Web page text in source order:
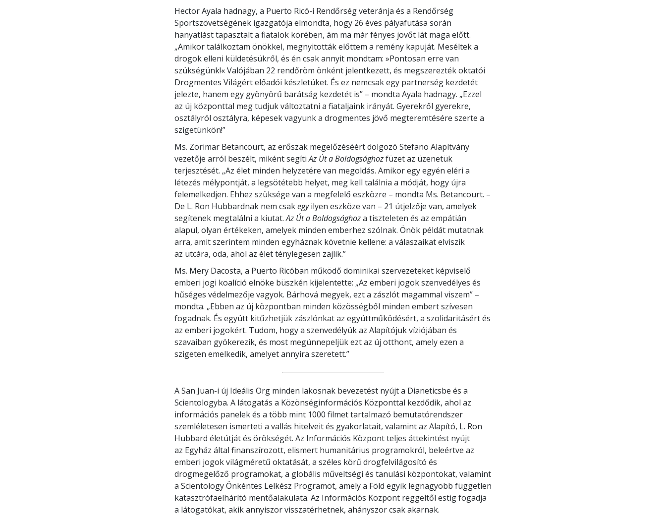
Hector Ayala hadnagy, a Puerto Ricó-i Rendőrség veteránja és a Rendőrség
Sportszövetségének igazgatója elmondta, hogy 26 éves pályafutása során
hanyatlást tapasztalt a fiatalok körében, ám ma már fényes jövőt lát maga előtt.
„Amikor találkoztam önökkel, megnyitották előttem a remény kapuját. Meséltek a
drogok elleni küldetésükről, és én csak annyit mondtam: »Pontosan erre van
szükségünk!« Valójában 22 rendőröm önként jelentkezett, és megszerezték oktatói
Drogmentes Világért előadói készletüket. És ez nemcsak egy partnerség kezdetét
jelezte, hanem egy gyönyörű barátság kezdetét is” – mondta Ayala hadnagy. „Ezzel
az új központtal meg tudjuk változtatni a fiataljaink irányát. Gyerekről gyerekre,
osztályról osztályra, képesek vagyunk a drogmentes jövő megteremtésére szerte a
szigetünkön!”
Ms. Zorimar Betancourt, az erőszak megelőzéséért dolgozó Stefano Alapítvány
vezetője arról beszélt, miként segítiAz Út a Boldogsághozfüzet az üzenetük
terjesztését. „Az élet minden helyzetére van megoldás. Amikor egy egyén eléri a
létezés mélypontját, a legsötétebb helyet, meg kell találnia a módját, hogy újra
felemelkedjen. Ehhez szüksége van a megfelelő eszközre – mondta Ms. Betancourt. –
De L. Ron Hubbardnak nem csakegyilyen eszköze van – 21 útjelzője van, amelyek
segítenek megtalálni a kiutat.Az Út a Boldogsághoza tiszteleten és az empátián
alapul, olyan értékeken, amelyek minden emberhez szólnak. Önök példát mutatnak
arra, amit szerintem minden egyháznak követnie kellene: a válaszaikat elviszik
az utcára, oda, ahol az élet ténylegesen zajlik.”
Ms. Mery Dacosta, a Puerto Ricóban működő dominikai szervezeteket képviselő
emberi jogi koalíció elnöke büszkén kijelentette: „Az emberi jogok szenvedélyes és
hűséges védelmezője vagyok. Bárhová megyek, ezt a zászlót magammal viszem” –
mondta. „Ebben az új központban minden közösségből minden embert szívesen
fogadnak. És együtt kitűzhetjük zászlónkat az együttműködésért, a szolidaritásért és
az emberi jogokért. Tudom, hogy a szenvedélyük az Alapítójuk víziójában és
szavaiban gyökerezik, és most megünnepeljük ezt az új otthont, amely ezen a
szigeten emelkedik, amelyet annyira szeretett.”
A San Juan-i új Ideális Org minden lakosnak bevezetést nyújt a Dianeticsbe és a
Scientologyba. A látogatás a Közönséginformációs Központtal kezdődik, ahol az
információs panelek és a több mint 1000 filmet tartalmazó bemutatórendszer
szemléletesen ismerteti a vallás hitelveit és gyakorlatait, valamint az Alapító, L. Ron
Hubbard életútját és örökségét. Az Információs Központ teljes áttekintést nyújt
az Egyház által finanszírozott, elismert humanitárius programokról, beleértve az
emberi jogok világméretű oktatását, a széles körű drogfelvilágosító és
drogmegelőző programokat, a globális műveltségi és tanulási központokat, valamint
a Scientology Önkéntes Lelkész Programot, amely a Föld egyik legnagyobb független
katasztrófaelhárító mentőalakulata. Az Információs Központ reggeltől estig fogadja
a látogatókat, akik annyiszor visszatérhetnek, ahányszor csak akarnak.